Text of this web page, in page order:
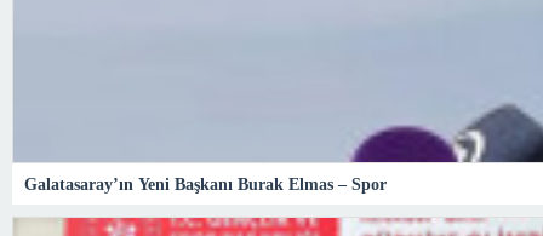
Galatasaray’ın Yeni Başkanı Burak Elmas – Spor